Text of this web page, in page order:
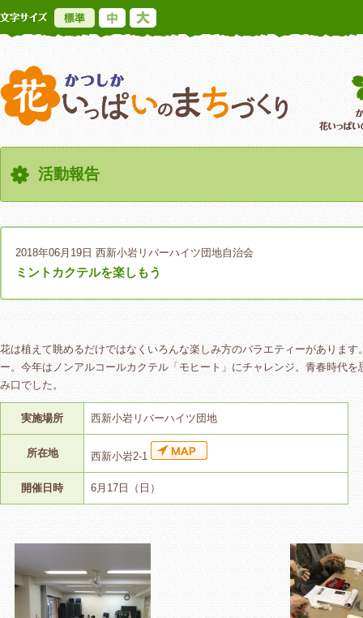
標準
かつしか花い
活動報告
2018年06月19日 西新小岩リバーハイツ団地自治会
ミントカクテルを楽しもう
花は植えて眺めるだけではなくいろんな楽しみ方のバラエティーがありま
ー。今年はノンアルコールカクテル「モヒート」にチャレンジ。青春時代
み口でした。
実施場所 西新小岩リバーハイツ団地
所在地 西新小岩2-1
開催日時 6月17日（日）